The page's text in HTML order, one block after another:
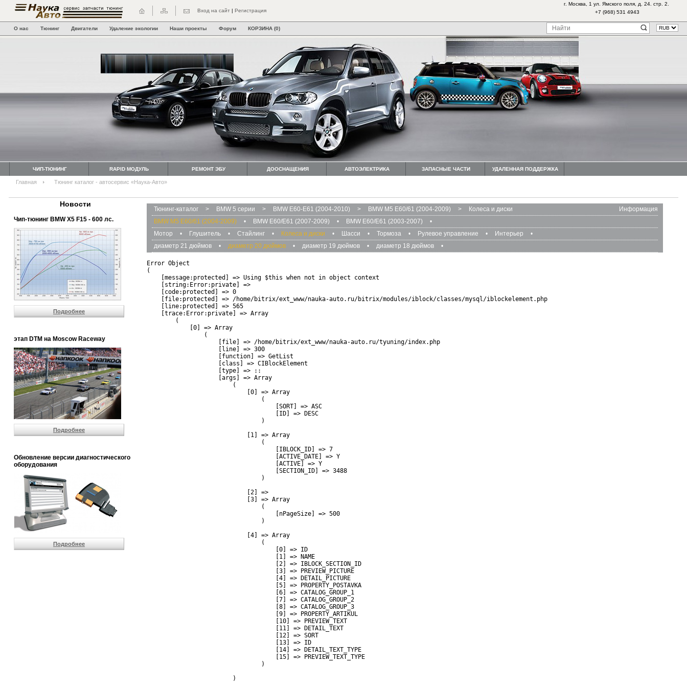
Вход на сайт | Регистрация
г. Москва, 1 ул. Ямского поля, д. 24. стр. 2.
+7 (968) 531 4943
О нас Тюнинг Двигатели Удаление экологии Наши проекты Форум КОРЗИНА (0)
ЧИП-ТЮНИНГ RAPID МОДУЛЬ РЕМОНТ ЭБУ ДООСНАЩЕНИЯ АВТОЭЛЕКТРИКА ЗАПАСНЫЕ ЧАСТИ УДАЛЕННАЯ ПОДДЕРЖКА
Главная Тюнинг каталог - автосервис «Наука-Авто»
Новости
Чип-тюнинг BMW Х5 F15 - 600 лс.
Подробнее
этап DTM на Moscow Raceway
Подробнее
Обновление версии диагностического
оборудования
Подробнее
Информация
Тюнинг-каталог > BMW 5 серии > BMW E60-E61 (2004-2010) > BMW M5 E60/61 (2004-2009) >
Колеса и диски
BMW M5 E60/61 (2004-2009)
• BMW E60/E61 (2007-2009) • BMW E60/E61 (2003-2007)
•
Мотор
• Глушитель • Стайлинг • Колеса и диски • Шасси • Тормоза • Рулевое управление • Интерьер
•
диаметр 21 дюймов
• диаметр 20 дюймов • диаметр 19 дюймов • диаметр 18 дюймов •
Error Object
(
    [message:protected] => Using $this when not in object context
    [string:Error:private] =>
    [code:protected] => 0
    [file:protected] => /home/bitrix/ext_www/nauka-auto.ru/bitrix/modules/iblock/classes/mysql/iblockelement.php
    [line:protected] => 565
    [trace:Error:private] => Array
        (
            [0] => Array
                (
                    [file] => /home/bitrix/ext_www/nauka-auto.ru/tyuning/index.php
                    [line] => 300
                    [function] => GetList
                    [class] => CIBlockElement
                    [type] => ::
                    [args] => Array
                        (
                            [0] => Array
                                (
                                    [SORT] => ASC
                                    [ID] => DESC
                                )
                            [1] => Array
                                (
                                    [IBLOCK_ID] => 7
                                    [ACTIVE_DATE] => Y
                                    [ACTIVE] => Y
                                    [SECTION_ID] => 3488
                                )
                            [2] =>
                            [3] => Array
                                (
                                    [nPageSize] => 500
                                )
                            [4] => Array
                                (
                                    [0] => ID
                                    [1] => NAME
                                    [2] => IBLOCK_SECTION_ID
                                    [3] => PREVIEW_PICTURE
                                    [4] => DETAIL_PICTURE
                                    [5] => PROPERTY_POSTAVKA
                                    [6] => CATALOG_GROUP_1
                                    [7] => CATALOG_GROUP_2
                                    [8] => CATALOG_GROUP_3
                                    [9] => PROPERTY_ARTIKUL
                                    [10] => PREVIEW_TEXT
                                    [11] => DETAIL_TEXT
                                    [12] => SORT
                                    [13] => ID
                                    [14] => DETAIL_TEXT_TYPE
                                    [15] => PREVIEW_TEXT_TYPE
                                )
                        )